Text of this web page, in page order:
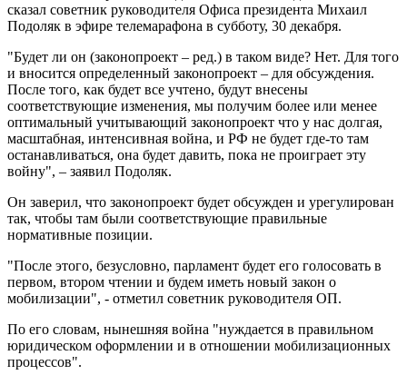
сказал советник руководителя Офиса президента Михаил
Подоляк в эфире телемарафона в субботу, 30 декабря.
"Будет ли он (законопроект – ред.) в таком виде? Нет. Для того
и вносится определенный законопроект – для обсуждения.
После того, как будет все учтено, будут внесены
соответствующие изменения, мы получим более или менее
оптимальный учитывающий законопроект что у нас долгая,
масштабная, интенсивная война, и РФ не будет где-то там
останавливаться, она будет давить, пока не проиграет эту
войну", – заявил Подоляк.
Он заверил, что законопроект будет обсужден и урегулирован
так, чтобы там были соответствующие правильные
нормативные позиции.
"После этого, безусловно, парламент будет его голосовать в
первом, втором чтении и будем иметь новый закон о
мобилизации", - отметил советник руководителя ОП.
По его словам, нынешняя война "нуждается в правильном
юридическом оформлении и в отношении мобилизационных
процессов".